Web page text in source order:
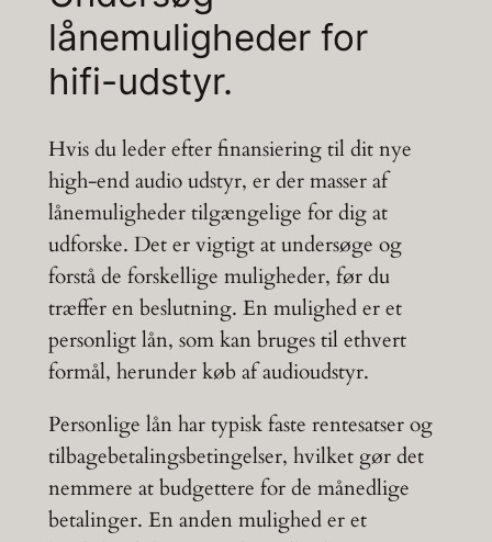
lånemuligheder for
hifi-udstyr.
Hvis du leder efter finansiering til dit nye
high-end audio udstyr, er der masser af
lånemuligheder tilgængelige for dig at
udforske. Det er vigtigt at undersøge og
forstå de forskellige muligheder, før du
træffer en beslutning. En mulighed er et
personligt lån, som kan bruges til ethvert
formål, herunder køb af audioudstyr.
Personlige lån har typisk faste rentesatser og
tilbagebetalingsbetingelser, hvilket gør det
nemmere at budgettere for de månedlige
betalinger. En anden mulighed er et